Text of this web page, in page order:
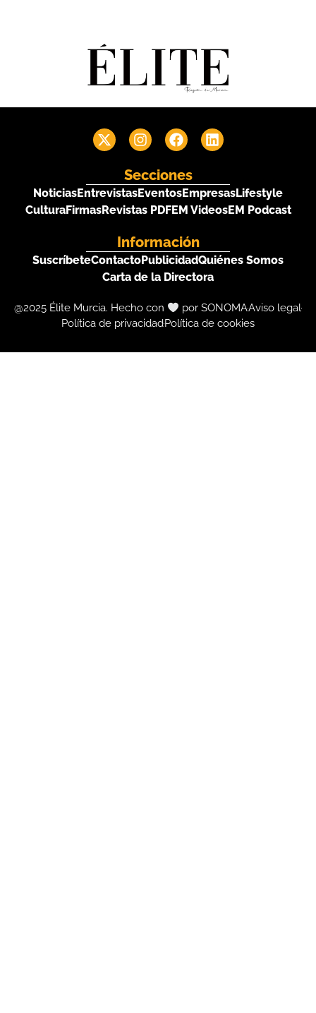
Secciones
NoticiasEntrevistasEventosEmpresasLifestyle
CulturaFirmasRevistas PDFEM VideosEM Podcast
Información
SuscríbeteContactoPublicidadQuiénes Somos
Carta de la Directora
@2025 Élite Murcia. Hecho con por SONOMAAviso legal
Política de privacidadPolítica de cookies